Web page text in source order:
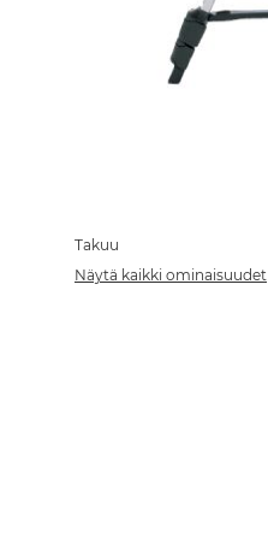
the
beginning
of
Takuu
Näytä kaikki ominaisuudet